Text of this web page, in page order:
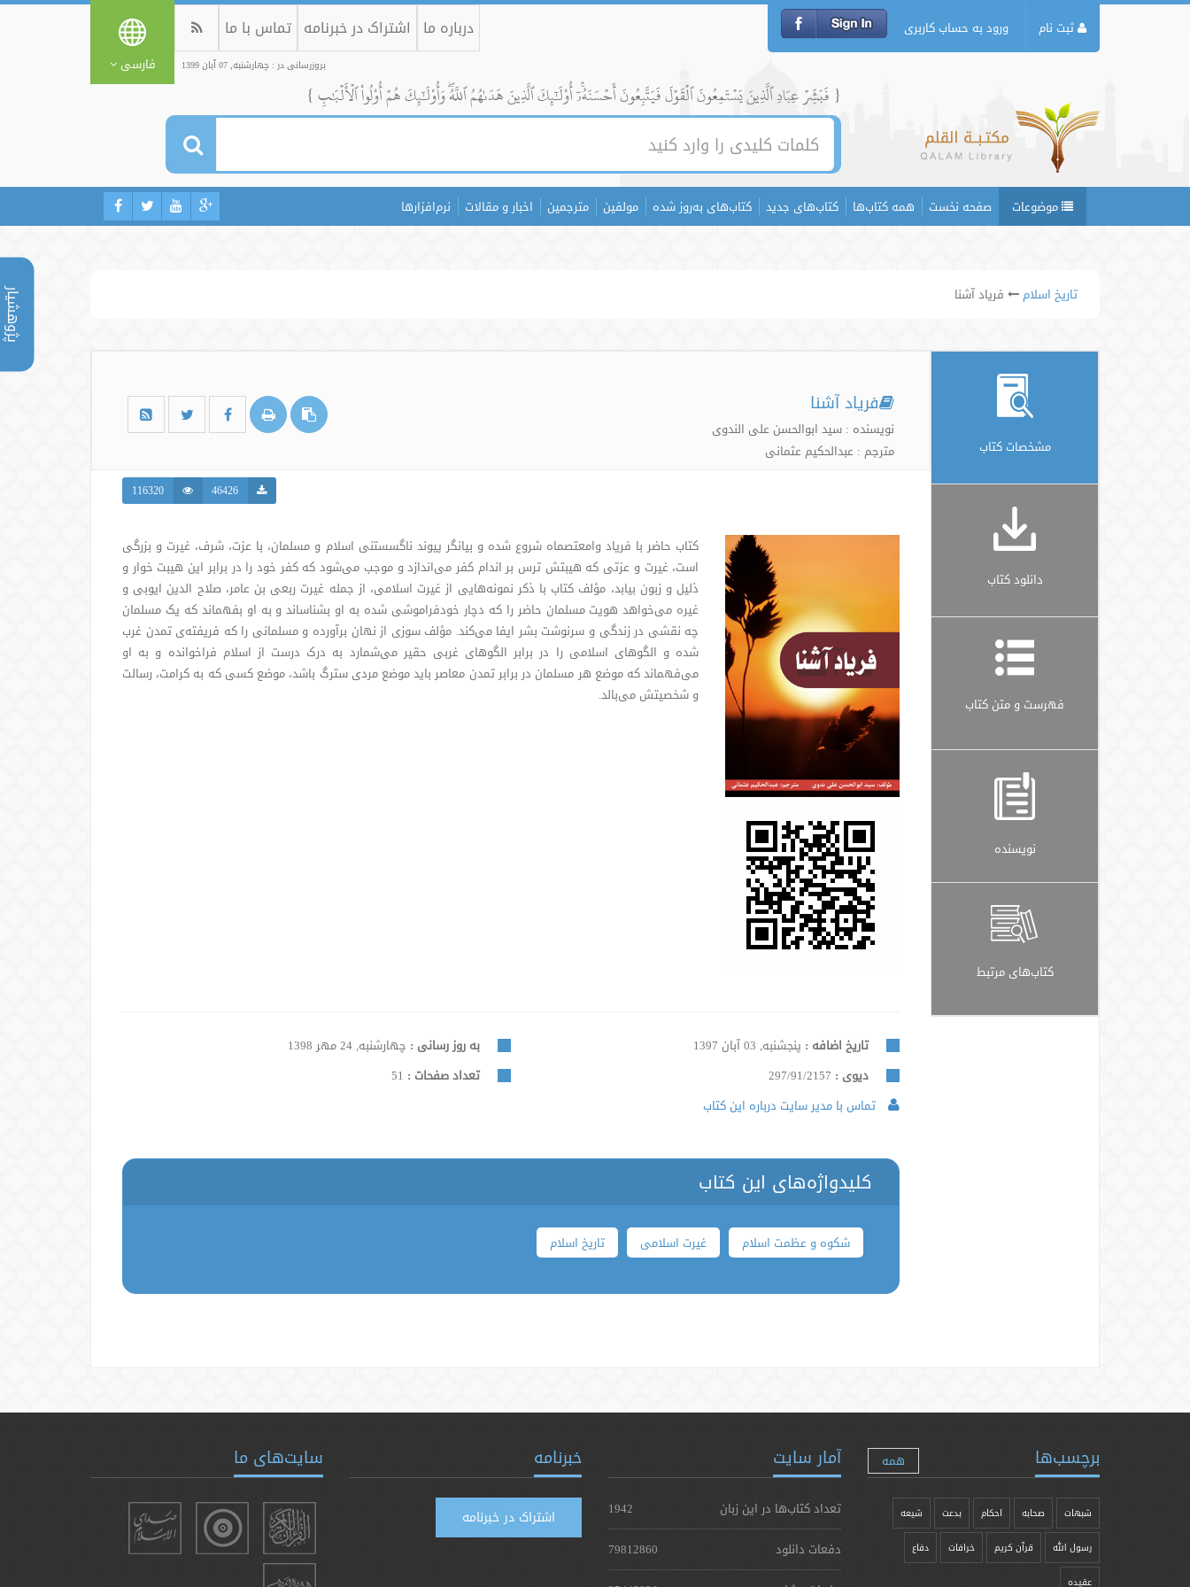
پژوهشیار
ثبت نام ورود به حساب کاربری درباره ما اشتراک در خبرنامه تماس با ما
بروزرسانی در : چهارشنبه, 07 آبان 1399 فارسی
{ فَبَشِّرۡ عِبَادِ ٱلَّذِينَ يَسۡتَمِعُونَ ٱلۡقَوۡلَ فَيَتَّبِعُونَ أَحۡسَنَهُۥٓۚ أُوْلَٰٓئِكَ ٱلَّذِينَ هَدَىٰهُمُ ٱللَّهُۖ وَأُوْلَٰٓئِكَ هُمۡ أُوْلُواْ ٱلۡأَلۡبَٰبِ }
موضوعات صفحه نخست همه کتاب‌ها کتاب‌های جدید کتاب‌های به‌روز شده مولفین مترجمین اخبار و مقالات نرم‌افزارها
تاریخ اسلام فریاد آشنا
مشخصات کتاب
دانلود کتاب
فهرست و متن کتاب
نویسنده
کتاب‌های مرتبط
فریاد آشنا
نویسنده : سید ابوالحسن علی الندوی
مترجم : عبدالحکیم عثمانی
46426
116320
کتاب حاضر با فریاد وامعتصماه شروع شده و بیانگر پیوند ناگسستنی اسلام و مسلمان، با عزت، شرف، غیرت و بزرگی
است، غیرت و عزتی که هیبتش ترس بر اندام کفر می‌اندازد و موجب می‌شود که کفر خود را در برابر این هیبت خوار و
ذلیل و زبون بیابد، مؤلف کتاب با ذکر نمونه‌هایی از غیرت اسلامی، از جمله غیرت ربعی بن عامر، صلاح الدین ایوبی و
غیره می‌خواهد هویت مسلمان حاضر را که دچار خودفراموشی شده به او بشناساند و به او بفهماند که یک مسلمان
چه نقشی در زندگی و سرنوشت بشر ایفا می‌کند. مؤلف سوزی از نهان برآورده و مسلمانی را که فریفته‌ی تمدن غرب
شده و الگوهای اسلامی را در برابر الگوهای غربی حقیر می‌شمارد به درک درست از اسلام فراخوانده و به او
می‌فهماند که موضع هر مسلمان در برابر تمدن معاصر باید موضع مردی سترگ باشد، موضع کسی که به کرامت، رسالت
و شخصیتش می‌بالد.
تاریخ اضافه : پنجشنبه, 03 آبان 1397 به روز رسانی : چهارشنبه, 24 مهر 1398
دیوی : 297/91/2157 تعداد صفحات :
تماس با مدیر سایت درباره این کتاب
کلیدواژه‌های این کتاب
شکوه و عظمت اسلام غیرت اسلامی تاریخ اسلام
برچسب‌ها همه
شبهات صحابه احکام بدعت شیعه
رسول الله قرآن کریم خرافات دفاع
عقیده
آمار سایت
تعداد کتاب‌ها در این زبان
1942
دفعات دانلود
79812860
خبرنامه
اشتراک در خبرنامه
سایت‌های ما